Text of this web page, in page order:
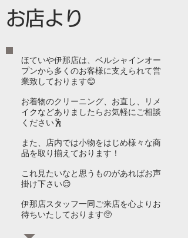
​お店より
ほていや伊那店は、ベルシャインオー
プンから多くのお客様に支えられて営
業致しております😊
お着物のクリーニング、お直し、リメ
イクなどありましたらお気軽にご相談
ください🕺
また、店内では小物をはじめ様々な商
品を取り揃えております！
これ見たいなと思うものがあればお声
掛け下さい😌
伊那店スタッフ一同ご来店を心よりお
待ちいたしております🥺